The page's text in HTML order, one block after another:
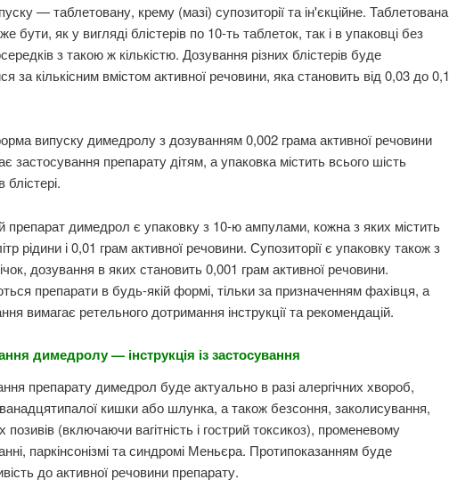
— таблетовану, крему (мазі) супозиторії та ін'єкційне. Таблетована
бути, як у вигляді блістерів по 10-ть таблеток, так і в упаковці без
з такою ж кількістю. Дозування різних блістерів буде
за кількісним вмістом активної речовини, яка становить від 0,03 до 0,1
випуску димедролу з дозуванням 0,002 грама активної речовини
застосування препарату дітям, а упаковка містить всього шість
блістері.
препарат димедрол є упаковку з 10-ю ампулами, кожна з яких містить
рідини і 0,01 грам активної речовини. Супозиторії є упаковку також з
дозування в яких становить 0,001 грам активної речовини.
препарати в будь-якій формі, тільки за призначенням фахівця, а
вимагає ретельного дотримання інструкції та рекомендацій.
димедролу — інструкція із застосування
препарату димедрол буде актуально в разі алергічних хвороб,
кишки або шлунка, а також безсоння, заколисування,
позивів (включаючи вагітність і гострий токсикоз), променевому
паркінсонізмі та синдромі Меньєра. Протипоказанням буде
до активної речовини препарату.